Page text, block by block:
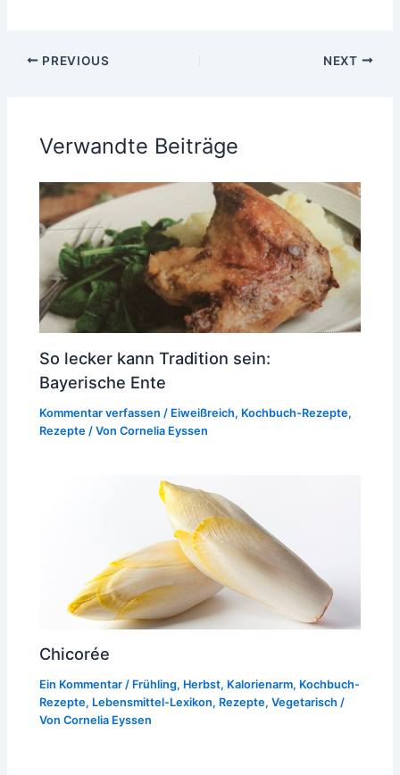
PREVIOUS NEXT
Verwandte Beiträge
So lecker kann Tradition sein:
Bayerische Ente
Kommentar verfassen / Eiweißreich, Kochbuch-Rezepte,
Rezepte / VonCornelia Eyssen
Chicorée
Ein Kommentar / Frühling, Herbst, Kalorienarm, Kochbuch-
Rezepte, Lebensmittel-Lexikon, Rezepte,Vegetarisch /
VonCornelia Eyssen